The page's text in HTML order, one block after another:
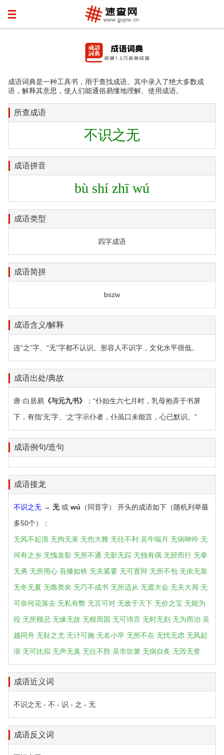
成语词典是一种工具书，用于查找成语。其中录入了绝大多数成
语，解释其意思，使人们能通俗易懂地理解、使用成语。
所查成语
不识之无
成语拼音
bù shí zhī wú
成语类型
四字成语
成语简拼
bszw
成语含义/解释
连“之”字、“无”字都不认识。形容人不识字，文化水平很低。
成语出处/典故
唐·白居易 《与元九书》
：“仆始生六七月时，乳母抱弄于书屏
下，有指‘无’字、‘之’字示仆者，仆虽口未能言，心已默识。”
成语例句/造句
成语接龙
不识之无 → 无或 wú （同音字） 开头的成语如下（随机列举最
多50个）：
无风不起浪 无拘无束 无伤大雅 无往不利 吴牛喘月 无病呻吟 无
何有之乡 无愧衾影 无所不通 无影无踪 无独有偶 无胫而行 无拳
无勇 无所用心 吾膝如铁 无关紧要 无可置辩 无所不包 无依无靠
无冬无夏 无噍类矣 无巧不成书 无所适从 无遮大会 无关大局 无
可奈何花落去 无私有弊 无言可对 无敌于天下 无价之宝 无能为
役 无所顾忌 无缘无故 无根而固 无可讳言 无时无刻 无为而治 吴
越同舟 无耻之尤 无计可施 无名小卒 无所不在 无忧无虑 无风起
浪 无可比拟 无声无臭 无往不胜 吴市吹箫 无病自炙 无毁无誉
成语近义词
不识之无 - 不 - 识 - 之 - 无
成语反义词